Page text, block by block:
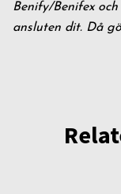
Benify/Benifex
ansluten dit. Då